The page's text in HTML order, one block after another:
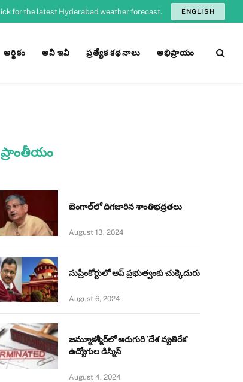
ENGLISH
ఆర్ధికం అవీ ఇవీ ప్రత్యేక కథనాలు అభిప్రాయం
ప్రాంతీయం
బెంగాల్‌లో దిగజారిన శాంతిభద్రతలు
August 13, 2024
సుప్రీంకోర్టులో ఆప్ ప్రభుత్వంకు చుక్కెదురు
August 6, 2024
జమ్మూకశ్మీర్‌లో ఆరుగురి `దేశ వ్యతిరేక’
ఉద్యోగుల డిస్మిస్‌
August 4, 2024